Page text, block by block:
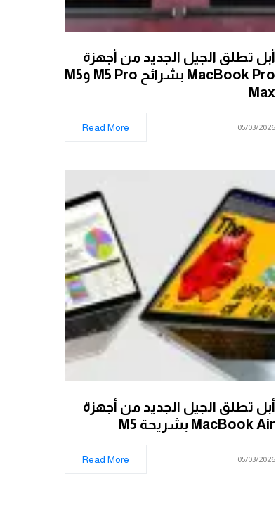
أبل تطلق الجيل الجديد من أجهزة
MacBook Pro بشرائح M5 Pro وM5
Max
05/03/2026
Read More
أبل تطلق الجيل الجديد من أجهزة
MacBook Air بشريحة M5
05/03/2026
Read More